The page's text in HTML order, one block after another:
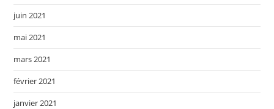
juin 2021
mai 2021
mars 2021
février 2021
janvier 2021